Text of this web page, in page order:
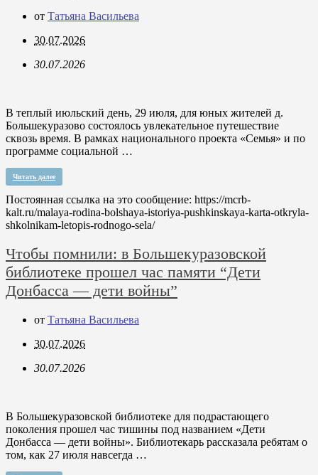
от Татьяна Васильева
30.07.2026
30.07.2026
В теплый июльский день, 29 июля, для юных жителей д.
Большекуразово состоялось увлекательное путешествие
сквозь время. В рамках национального проекта «Семья» и по
программе социальной …
Читать далее
Постоянная ссылка на это сообщение: https://mcrb-
kalt.ru/malaya-rodina-bolshaya-istoriya-pushkinskaya-karta-otkryla-
shkolnikam-letopis-rodnogo-sela/
Чтобы помнили: в Большекуразовской
библиотеке прошел час памяти “Дети
Донбасса — дети войны”
от Татьяна Васильева
30.07.2026
30.07.2026
В Большекуразовской библиотеке для подрастающего
поколения прошел час тишины под названием «Дети
Донбасса — дети войны». Библиотекарь рассказала ребятам о
том, как 27 июля навсегда …